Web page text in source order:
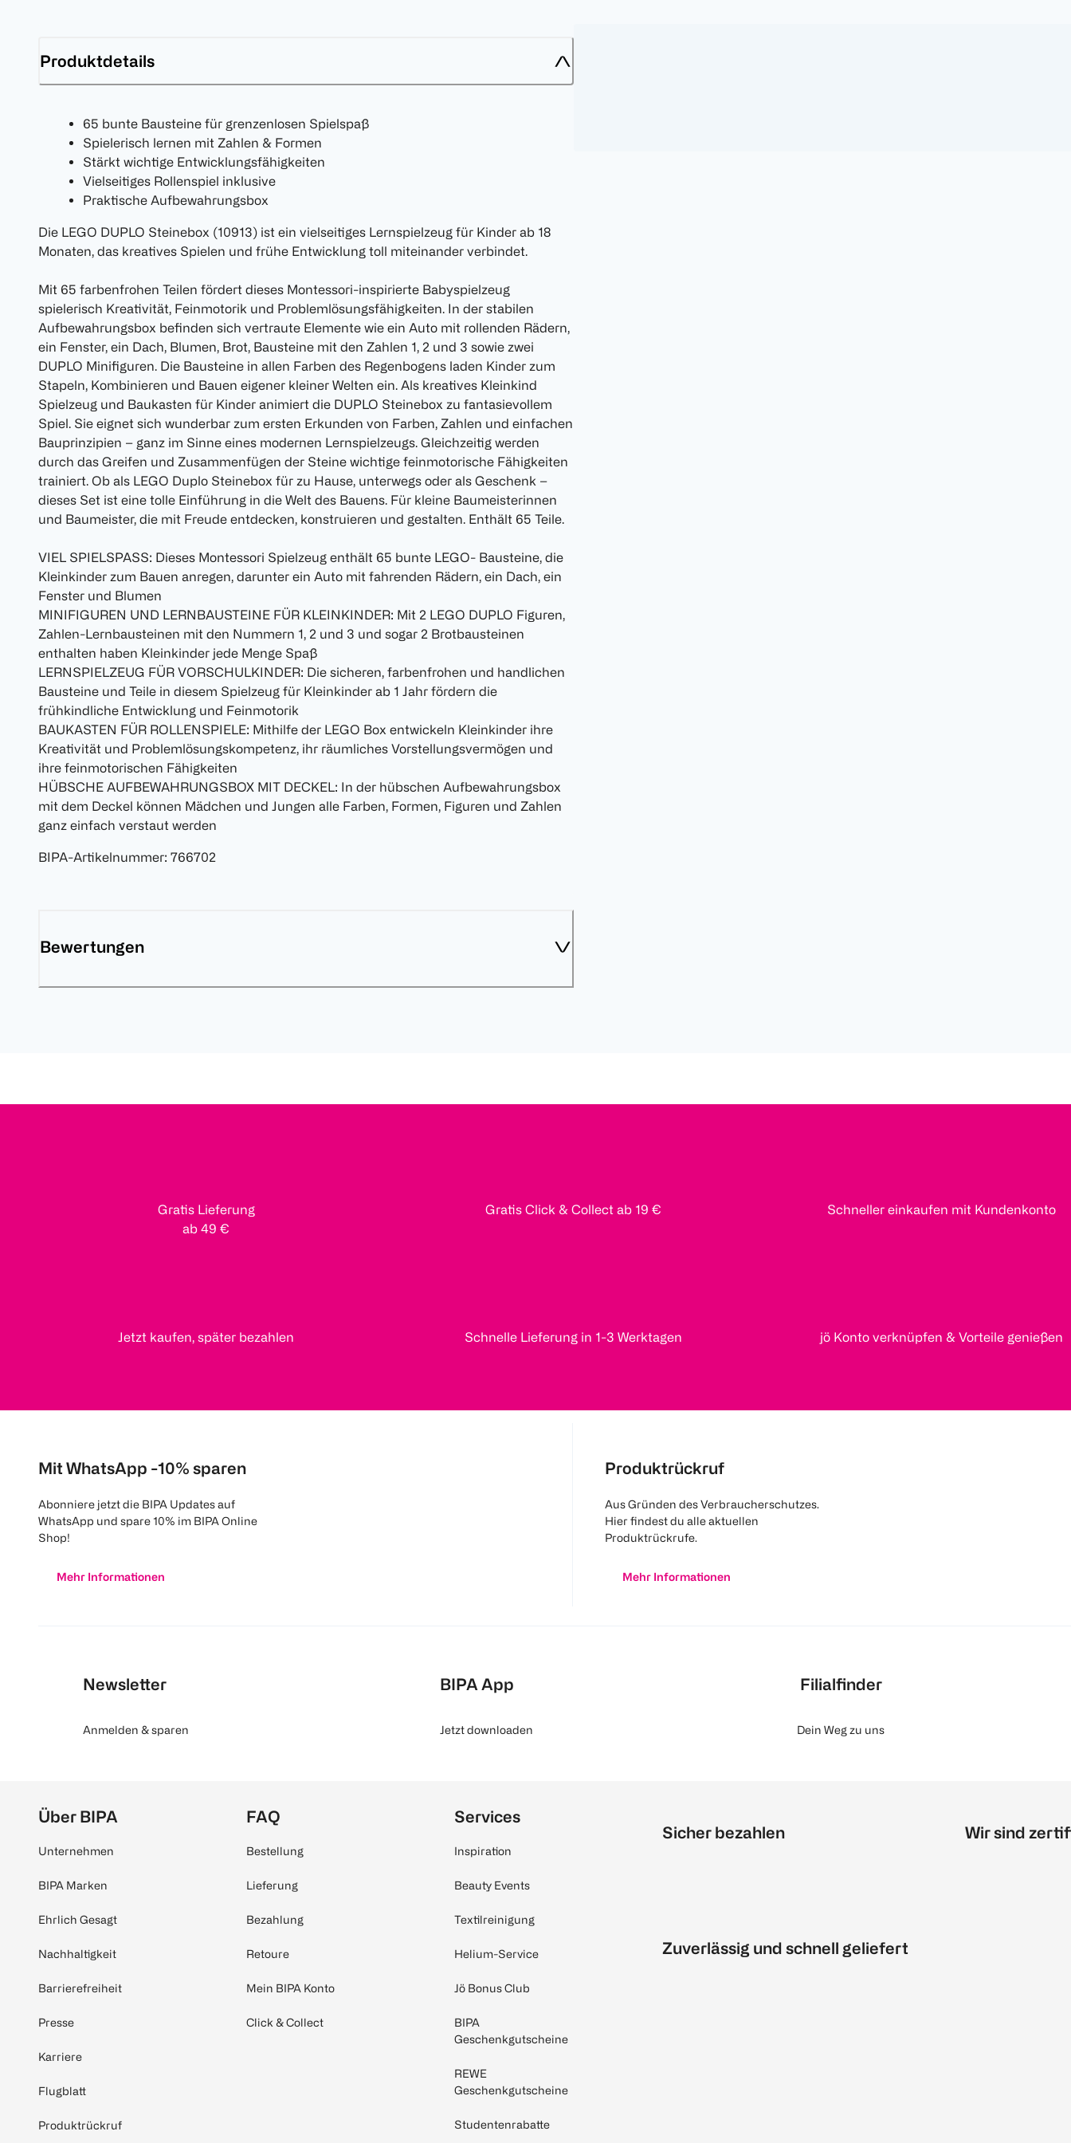
Produktdetails
65 bunte Bausteine für grenzenlosen Spielspaß
Spielerisch lernen mit Zahlen & Formen
Stärkt wichtige Entwicklungsfähigkeiten
Vielseitiges Rollenspiel inklusive
Praktische Aufbewahrungsbox
Die LEGO DUPLO Steinebox (10913) ist ein vielseitiges Lernspielzeug für Kinder ab 18
Monaten, das kreatives Spielen und frühe Entwicklung toll miteinander verbindet.
Mit 65 farbenfrohen Teilen fördert dieses Montessori-inspirierte Babyspielzeug
spielerisch Kreativität, Feinmotorik und Problemlösungsfähigkeiten. In der stabilen
Aufbewahrungsbox befinden sich vertraute Elemente wie ein Auto mit rollenden Rädern,
ein Fenster, ein Dach, Blumen, Brot, Bausteine mit den Zahlen 1, 2 und 3 sowie zwei
DUPLO Minifiguren. Die Bausteine in allen Farben des Regenbogens laden Kinder zum
Stapeln, Kombinieren und Bauen eigener kleiner Welten ein. Als kreatives Kleinkind
Spielzeug und Baukasten für Kinder animiert die DUPLO Steinebox zu fantasievollem
Spiel. Sie eignet sich wunderbar zum ersten Erkunden von Farben, Zahlen und einfachen
Bauprinzipien – ganz im Sinne eines modernen Lernspielzeugs. Gleichzeitig werden
durch das Greifen und Zusammenfügen der Steine wichtige feinmotorische Fähigkeiten
trainiert. Ob als LEGO Duplo Steinebox für zu Hause, unterwegs oder als Geschenk –
dieses Set ist eine tolle Einführung in die Welt des Bauens. Für kleine Baumeisterinnen
und Baumeister, die mit Freude entdecken, konstruieren und gestalten. Enthält 65 Teile.
VIEL SPIELSPASS: Dieses Montessori Spielzeug enthält 65 bunte LEGO- Bausteine, die
Kleinkinder zum Bauen anregen, darunter ein Auto mit fahrenden Rädern, ein Dach, ein
Fenster und Blumen
MINIFIGUREN UND LERNBAUSTEINE FÜR KLEINKINDER: Mit 2 LEGO DUPLO Figuren,
Zahlen-Lernbausteinen mit den Nummern 1, 2 und 3 und sogar 2 Brotbausteinen
enthalten haben Kleinkinder jede Menge Spaß
LERNSPIELZEUG FÜR VORSCHULKINDER: Die sicheren, farbenfrohen und handlichen
Bausteine und Teile in diesem Spielzeug für Kleinkinder ab 1 Jahr fördern die
frühkindliche Entwicklung und Feinmotorik
BAUKASTEN FÜR ROLLENSPIELE: Mithilfe der LEGO Box entwickeln Kleinkinder ihre
Kreativität und Problemlösungskompetenz, ihr räumliches Vorstellungsvermögen und
ihre feinmotorischen Fähigkeiten
HÜBSCHE AUFBEWAHRUNGSBOX MIT DECKEL: In der hübschen Aufbewahrungsbox
mit dem Deckel können Mädchen und Jungen alle Farben, Formen, Figuren und Zahlen
ganz einfach verstaut werden
BIPA-Artikelnummer: 766702
Bewertungen
Gratis Lieferung
ab 49 €
Gratis Click & Collect ab 19 € Schneller einkaufen mit Kundenkonto
Jetzt kaufen, später bezahlen Schnelle Lieferung in 1-3 Werktagen jö Konto verknüpfen & Vorteile genießen
Mit WhatsApp -10% sparen
Abonniere jetzt die BIPA Updates auf
WhatsApp und spare 10% im BIPA Online
Shop!
Mehr Informationen
Produktrückruf
Aus Gründen des Verbraucherschutzes.
Hier findest du alle aktuellen
Produktrückrufe.
Mehr Informationen
Newsletter
Anmelden & sparen
BIPA App
Jetzt downloaden
Filialfinder
Dein Weg zu uns
Über BIPA
Unternehmen
BIPA Marken
Ehrlich Gesagt
Nachhaltigkeit
Barrierefreiheit
Presse
Karriere
Flugblatt
Produktrückruf
FAQ
Bestellung
Lieferung
Bezahlung
Retoure
Mein BIPA Konto
Click & Collect
Services
Inspiration
Beauty Events
Textilreinigung
Helium-Service
Jö Bonus Club
BIPA
Geschenkgutscheine
REWE
Geschenkgutscheine
Studentenrabatte
Sicher bezahlen
Zuverlässig und schnell geliefert
Wir sind